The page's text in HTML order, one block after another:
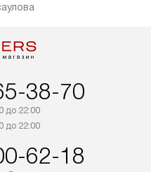
ваш
от категории
найти на нашем
38-70
до 22:00
до 22:00
62-18